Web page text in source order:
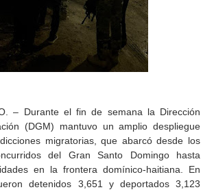
– Durante el fin de semana la Dirección
(DGM) mantuvo un amplio despliegue
migratorias, que abarcó desde los
del Gran Santo Domingo hasta
en la frontera domínico-haitiana. En
detenidos 3,651 y deportados 3,123